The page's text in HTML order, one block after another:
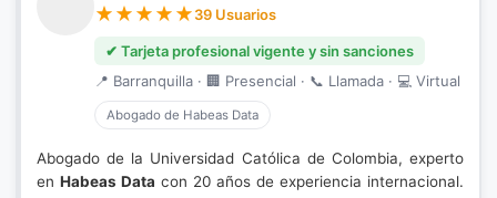
39 Usuarios
✔ Tarjeta profesional vigente y sin sanciones
📍 Barranquilla · 🏢 Presencial · 📞 Llamada · 💻 Virtual
Abogado de Habeas Data
Abogado de la Universidad Católica de Colombia, experto
en Habeas Data con 20 años de experiencia internacional.